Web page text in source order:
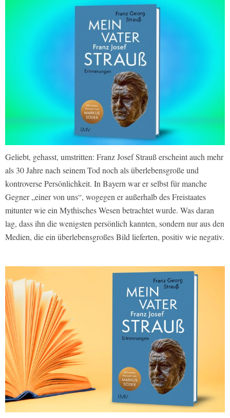
Geliebt, gehasst, umstritten: Franz Josef Strauß erscheint auch mehr
als 30 Jahre nach seinem Tod noch als überlebensgroße und
kontroverse Persönlichkeit. In Bayern war er selbst für manche
Gegner „einer von uns“, wogegen er außerhalb des Freistaates
mitunter wie ein Mythisches Wesen betrachtet wurde. Was daran
lag, dass ihn die wenigsten persönlich kannten, sondern nur aus den
Medien, die ein überlebensgroßes Bild lieferten, positiv wie negativ.